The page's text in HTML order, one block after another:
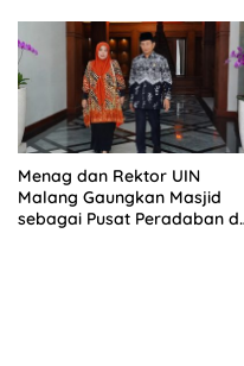
Menag dan Rektor UIN
Malang Gaungkan Masjid
sebagai Pusat Peradaban di